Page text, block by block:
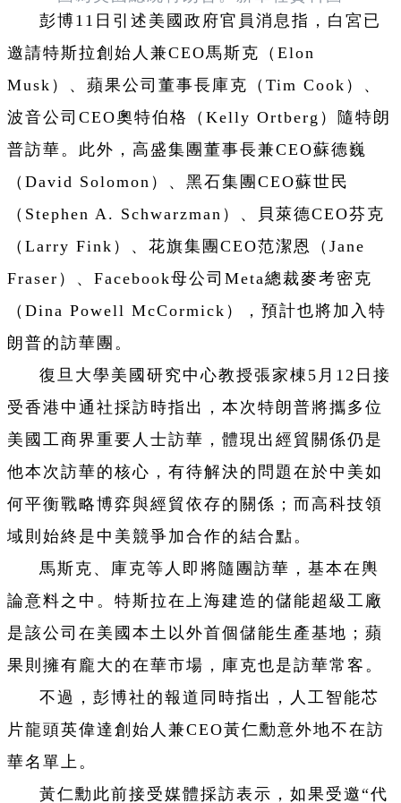
彭博11日引述美國政府官員消息指，白宮已
邀請特斯拉創始人兼CEO馬斯克（Elon
Musk）、蘋果公司董事長庫克（Tim Cook）、
波音公司CEO奧特伯格（Kelly Ortberg）隨特朗
普訪華。此外，高盛集團董事長兼CEO蘇德巍
（David Solomon）、黑石集團CEO蘇世民
（Stephen A. Schwarzman）、貝萊德CEO芬克
（Larry Fink）、花旗集團CEO范潔恩（Jane
Fraser）、Facebook母公司Meta總裁麥考密克
（Dina Powell McCormick），預計也將加入特
朗普的訪華團。
復旦大學美國研究中心教授張家棟5月12日接
受香港中通社採訪時指出，本次特朗普將攜多位
美國工商界重要人士訪華，體現出經貿關係仍是
他本次訪華的核心，有待解決的問題在於中美如
何平衡戰略博弈與經貿依存的關係；而高科技領
域則始終是中美競爭加合作的結合點。
馬斯克、庫克等人即將隨團訪華，基本在輿
論意料之中。特斯拉在上海建造的儲能超級工廠
是該公司在美國本土以外首個儲能生產基地；蘋
果則擁有龐大的在華市場，庫克也是訪華常客。
不過，彭博社的報道同時指出，人工智能芯
片龍頭英偉達創始人兼CEO黃仁勳意外地不在訪
華名單上。
黃仁勳此前接受媒體採訪表示，如果受邀“代